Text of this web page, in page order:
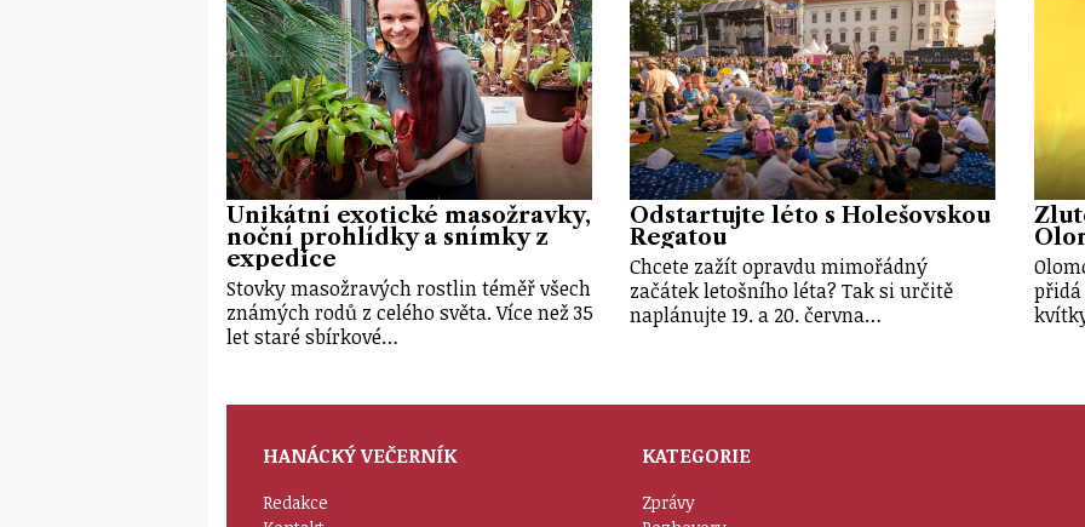
Unikátní exotické masožravky,
noční prohlídky a snímky z
expedice
Stovky masožravých rostlin téměř všech
známých rodů z celého světa. Více než 35
let staré sbírkové…
Odstartujte léto s Holešovskou
Regatou
Chcete zažít opravdu mimořádný
začátek letošního léta? Tak si určitě
naplánujte 19. a 20. června…
HANÁCKÝ VEČERNÍK
Redakce
KATEGORIE
Zprávy